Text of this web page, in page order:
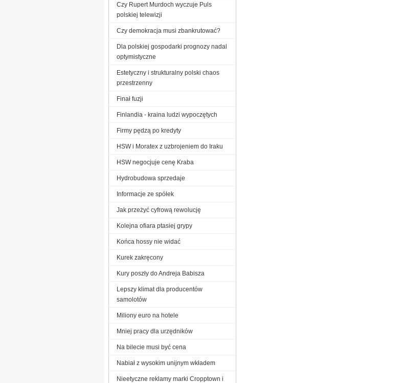
Czy Rupert Murdoch wyczuje Puls
polskiej telewizji
Czy demokracja musi zbankrutować?
Dla polskiej gospodarki prognozy nadal
optymistyczne
Estetyczny i strukturalny polski chaos
przestrzenny
Finał fuzji
Finlandia - kraina ludzi wypoczętych
Firmy pędzą po kredyty
HSW i Moratex z uzbrojeniem do Iraku
HSW negocjuje cenę Kraba
Hydrobudowa sprzedaje
Informacje ze spółek
Jak przeżyć cyfrową rewolucję
Kolejna ofiara ptasiej grypy
Końca hossy nie widać
Kurek zakręcony
Kury poszły do Andreja Babisza
Lepszy klimat dla producentów
samolotów
Miliony euro na hotele
Mniej pracy dla urzędników
Na bilecie musi być cena
Nabiał z wysokim unijnym wkładem
Nieetyczne reklamy marki Cropptown i